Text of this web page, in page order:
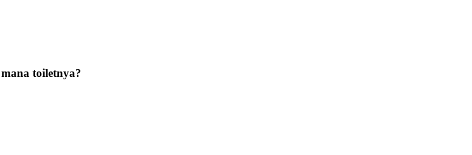
toiletnya?